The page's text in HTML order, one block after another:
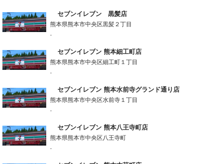
セブンイレブン 黒髪店
熊本県熊本市中央区黒髪２丁目
-
セブンイレブン 熊本細工町店
熊本県熊本市中央区細工町１丁目
-
セブンイレブン 熊本水前寺グランド通り店
熊本県熊本市中央区水前寺１丁目
-
セブンイレブン 熊本八王寺町店
熊本県熊本市中央区八王寺町
-